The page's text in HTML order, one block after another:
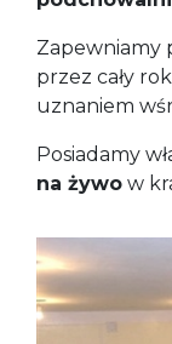
Zapewniamy
przez cały
uznaniem
Posiadamy
na żywo w